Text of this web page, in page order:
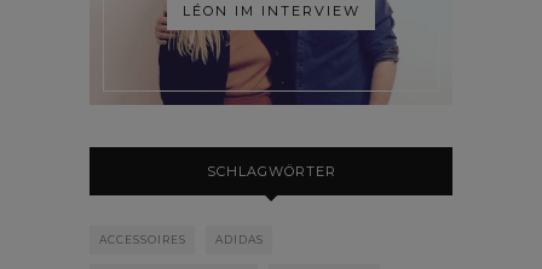
LÉON IM INTERVIEW
SCHLAGWÖRTER
ACCESSOIRES ADIDAS